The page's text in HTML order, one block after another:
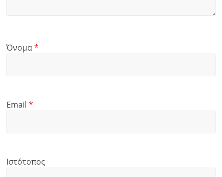
Όνομα*
Email*
Ιστότοπος